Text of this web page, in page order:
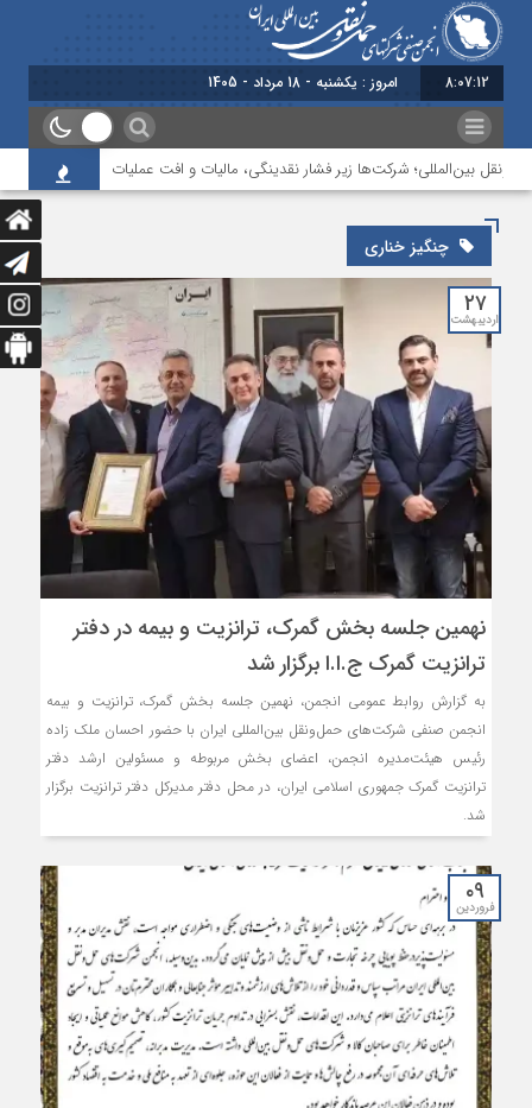
8:07:13 امروز : یکشنبه - 18 مرداد - 1405
بین‌المللی؛ شرکت‌ها زیر فشار نقدینگی، مالیات و افت عملیات بررسی
چنگیز خناری
۲۷
اردیبهشت
نهمین جلسه بخش گمرک، ترانزیت و بیمه در دفتر
ترانزیت گمرک ج.ا.ا برگزار شد
به گزارش روابط عمومی انجمن، نهمین جلسه بخش گمرک، ترانزیت و بیمه
انجمن صنفی شرکت‌های حمل‌ونقل بین‌المللی ایران با حضور احسان ملک زاده
رئیس هیئت‌مدیره انجمن، اعضای بخش مربوطه و مسئولین ارشد دفتر
ترانزیت گمرک جمهوری اسلامی ایران، در محل دفتر مدیرکل دفتر ترانزیت برگزار
شد.
۰۹
فروردین